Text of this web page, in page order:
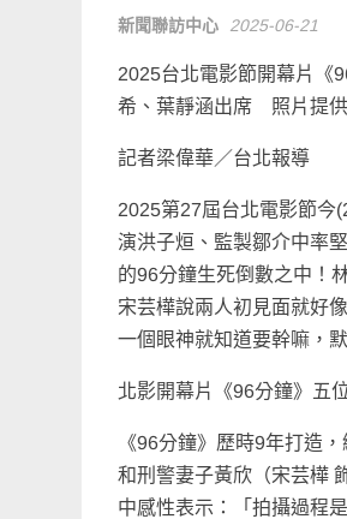
新聞聯訪中心 2025-06-21
2025台北電影節開幕片《
希、葉靜涵出席 照片提
記者梁偉華／台北報導
2025第27屆台北電影節今
演洪子烜、監製鄒介中率
的96分鐘生死倒數之中！
宋芸樺說兩人初見面就好
一個眼神就知道要幹嘛，
北影開幕片《96分鐘》五
《96分鐘》歷時9年打造
和刑警妻子黃欣（宋芸樺
中感性表示：「拍攝過程